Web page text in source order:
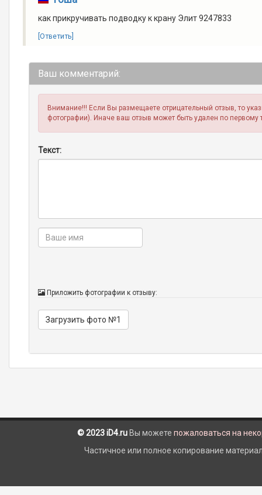
как прикручивать подводку к крану Элит 9247833
[Ответить]
Ваш комментарий:
Внимание!!! Если Вы размещаете отрицательный отзыв, то
фотографии). Иначе ваш отзыв может быть удален по первому
Текст:
Приложить фотографии к отзыву:
Загрузить фото №1
© 2023 iD4.ru Вы можете пожаловаться на
Частичное или полное копирование